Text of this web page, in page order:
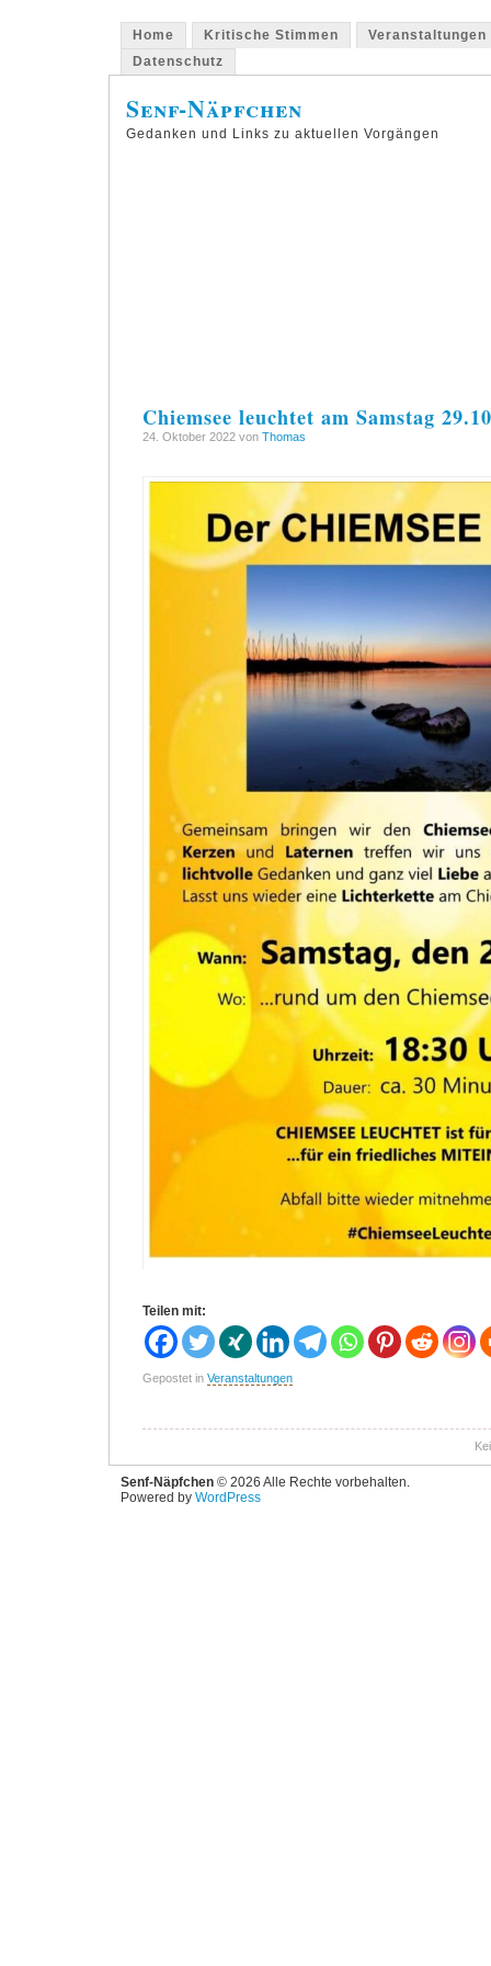
Home Kritische Stimmen
Veranstaltungen
Datenschutz
Senf-Näpfchen
Gedanken und Links zu aktuellen Vorgängen
Chiemsee leuchtet am Samstag
24. Oktober 2022 von Thomas
Teilen mit:
Gepostet in Veranstaltungen
Senf-Näpfchen © 2026 Alle Rechte vorbehalten.
Powered by WordPress